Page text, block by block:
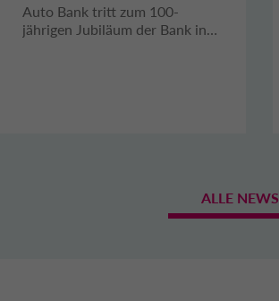
Auto Bank tritt zum 100-
jährigen Jubiläum der Bank in
ALLE NEWS